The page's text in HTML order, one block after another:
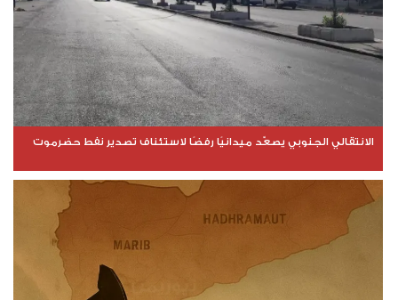
الانتقالي الجنوبي يصعّد ميدانيًا رفضًا لاستئناف تصدير نفط حضرموت